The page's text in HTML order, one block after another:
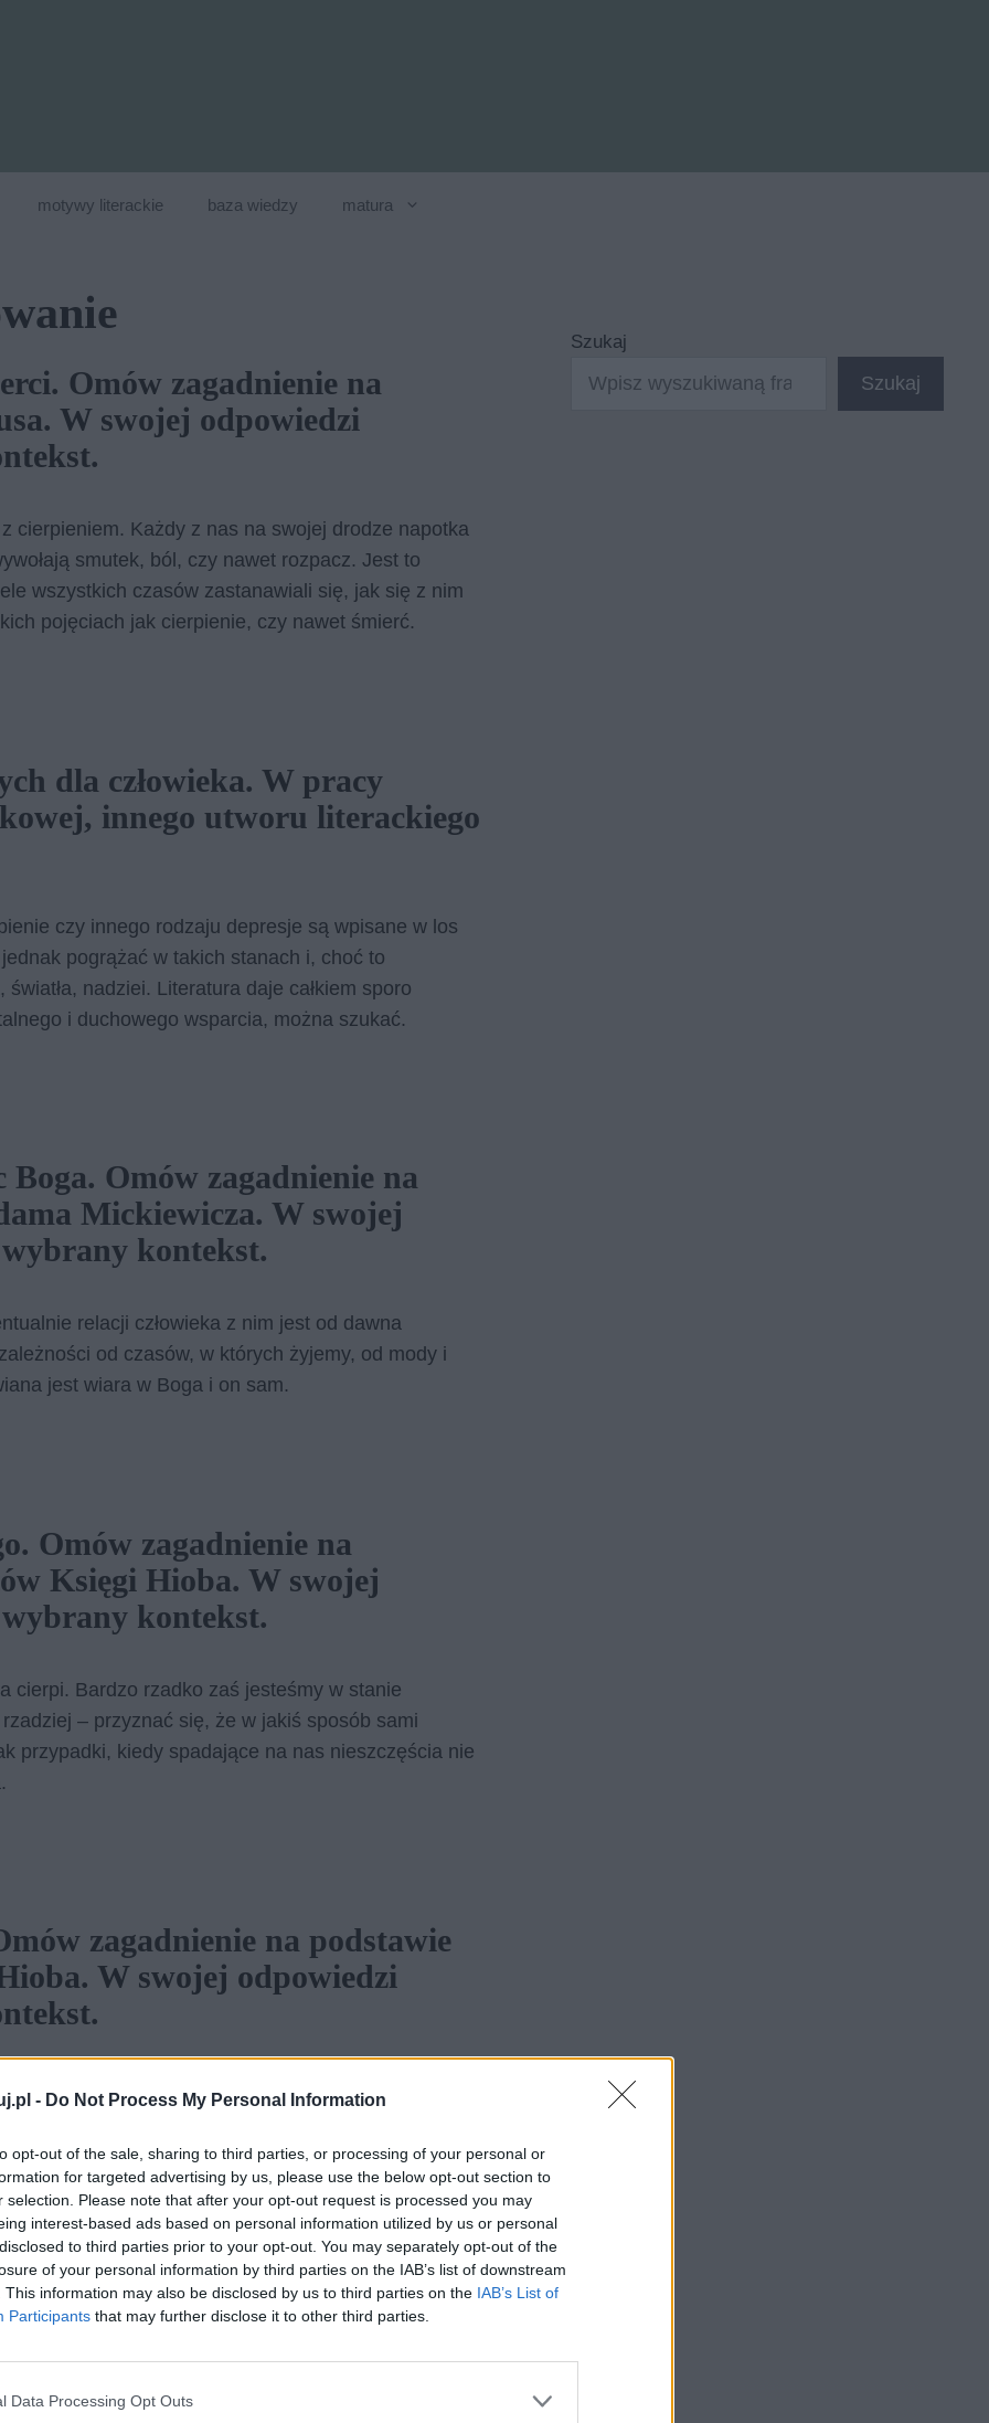
- Do Not Process My Personal Information
opt-out of the sale, sharing to third parties, or processing of your personal or
for targeted advertising by us, please use the below opt-out section to
selection. Please note that after your opt-out request is processed you may
interest-based ads based on personal information utilized by us or personal
to third parties prior to your opt-out. You may separately opt-out of the
of your personal information by third parties on the IAB’s list of downstream
This information may also be disclosed by us to third parties on the IAB’s List of
Participants that may further disclose it to other third parties.
Data Processing Opt Outs
motywy literackie baza wiedzy matura
Omów zagadnienie na
W swojej odpowiedzi
cierpieniem. Każdy z nas na swojej drodze napotka
smutek, ból, czy nawet rozpacz. Jest to
wszystkich czasów zastanawiali się, jak się z nim
pojęciach jak cierpienie, czy nawet śmierć.
dla człowieka. W pracy
innego utworu literackiego
czy innego rodzaju depresje są wpisane w los
pogrążać w takich stanach i, choć to
nadziei. Literatura daje całkiem sporo
i duchowego wsparcia, można szukać.
Boga. Omów zagadnienie na
Mickiewicza. W swojej
kontekst.
relacji człowieka z nim jest od dawna
od czasów, w których żyjemy, od mody i
jest wiara w Boga i on sam.
Omów zagadnienie na
Księgi Hioba. W swojej
kontekst.
cierpi. Bardzo rzadko zaś jesteśmy w stanie
– przyznać się, że w jakiś sposób sami
przypadki, kiedy spadające na nas nieszczęścia nie
zagadnienie na podstawie
W swojej odpowiedzi
całkowicie ustrzegłby się w życiu mniejszego
nas spotykają wydarzenia i sytuacje, które
którymi niemal trudno sobie poradzić.
z różnych epok
Możemy się z tym nie zgadzać, lecz
wydarzy się coś, co sprawi, że będziemy cierpieć.
Szukaj
Szukaj